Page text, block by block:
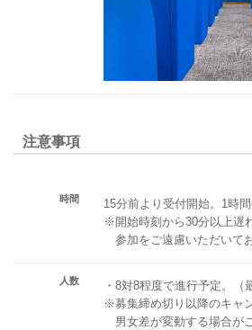
注意事項
時間
15分前より受付開始。1時間
※開始時刻から30分以上遅
参加をご遠慮いただいて
人数
・8対8程度で進行予定。（
※募集締め切り以降のキャ
男女差が変動する場合が